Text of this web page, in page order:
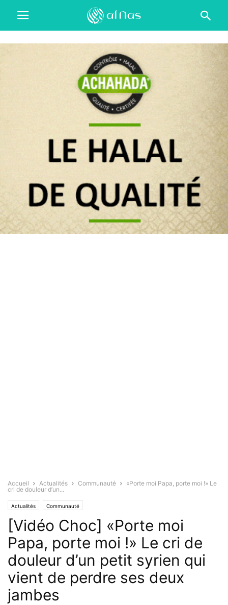
Accueil Actualités Communauté
«Porte moi Papa, porte moi !» Le
cri de douleur d’un...
Actualités Communauté
[Vidéo Choc] «Porte moi
Papa, porte moi !» Le cri de
douleur d’un petit syrien qui
vient de perdre ses deux
jambes